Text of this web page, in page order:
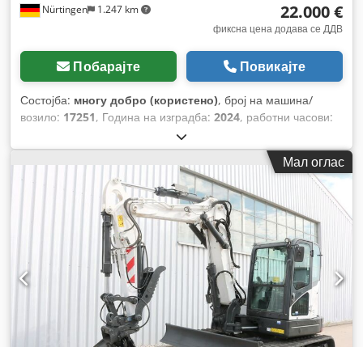
Nürtingen 1.247 km 22.000 €
фиксна цена додава се ДДВ
Побарајте Повикајте
Состојба: многу добро (користено), број на машина/
возило: 17251, Година на изградба: 2024, работни часови:
2.000 кг
4.730 мм, слободно подигање:1.470 мм, центар на
, тип на гориво:дизел
, тип на јарбол:
триплекс
, градежна височина:2.190 мм, должина на
1.050 мм, големина на предната гума:
7.00-15
, димензија на задна гума:6.50-10, вкупна тежина:
Мал оглас